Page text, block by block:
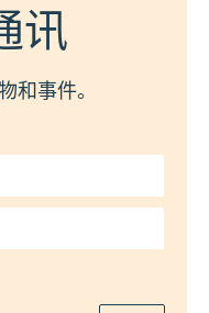
讯
和事件。